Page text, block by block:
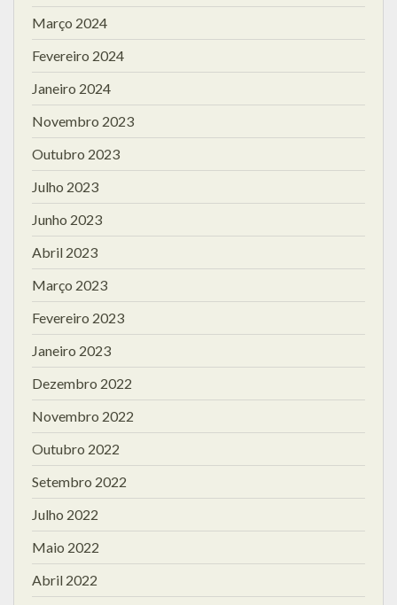
Março 2024
Fevereiro 2024
Janeiro 2024
Novembro 2023
Outubro 2023
Julho 2023
Junho 2023
Abril 2023
Março 2023
Fevereiro 2023
Janeiro 2023
Dezembro 2022
Novembro 2022
Outubro 2022
Setembro 2022
Julho 2022
Maio 2022
Abril 2022